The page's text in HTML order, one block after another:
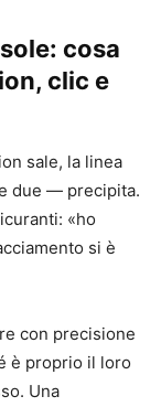
cosa
clic e
sale, la linea
due — precipita.
«ho
si è
con precisione
è proprio il loro
Una